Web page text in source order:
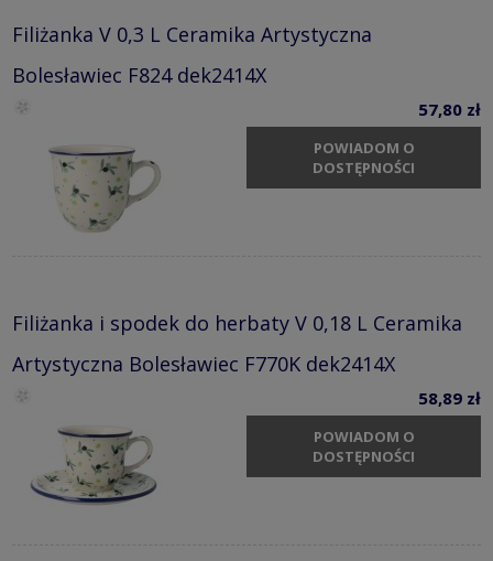
Filiżanka V 0,3 L Ceramika Artystyczna
Bolesławiec F824 dek2414X
57,80 zł
POWIADOM O
DOSTĘPNOŚCI
Filiżanka i spodek do herbaty V 0,18 L Ceramika
Artystyczna Bolesławiec F770K dek2414X
58,89 zł
POWIADOM O
DOSTĘPNOŚCI